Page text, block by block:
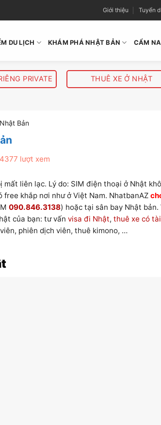
Giới thiệu Tuyển
DU LỊCH KHÁM PHÁ NHẬT BẢN CẨM
PRIVATE THUÊ XE Ở NHẬT
Bản
4377 lượt xem
mất liên lạc. Lý do: SIM điện thoại ở Nhật
khắp nơi như ở Việt Nam. NhatbanAZ
090.846.3138) hoặc tại sân bay Nhật bản.
của bạn: tư vấn visa đi Nhật, thuê xe có
phiên dịch viên, thuê kimono, …